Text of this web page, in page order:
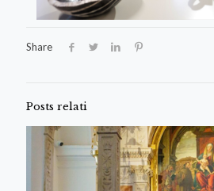
Share
Posts relati